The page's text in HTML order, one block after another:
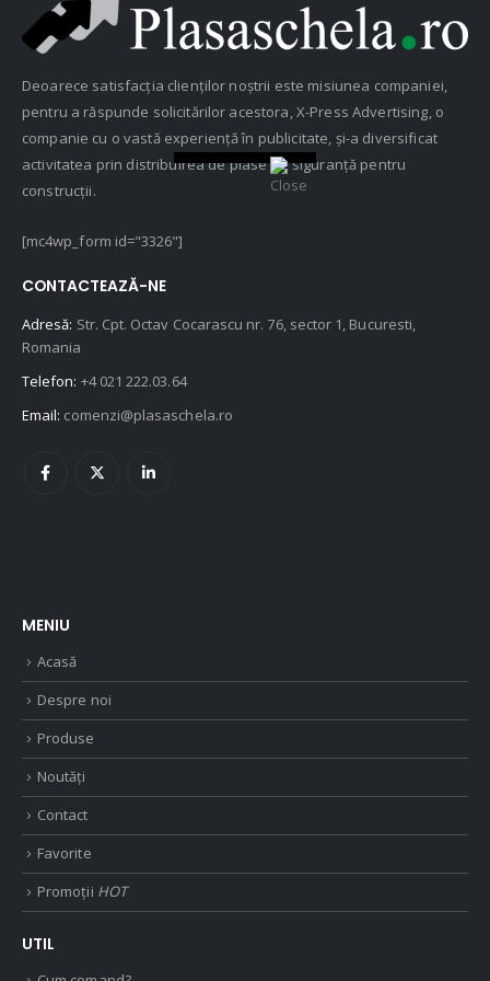
Deoarece satisfacția clienților noștrii este misiunea companiei,
pentru a răspunde solicitărilor acestora, X-Press Advertising, o
companie cu o vastă experiență în publicitate, și-a diversificat
activitatea prin distribuirea de plase de siguranță pentru
construcții.
[mc4wp_form id="3326"]
CONTACTEAZĂ-NE
Adresă: Str. Cpt. Octav Cocarascu nr. 76, sector 1, Bucuresti,
Romania
Telefon: +4 021 222.03.64
Email: comenzi@plasaschela.ro
MENIU
Acasă
Despre noi
Produse
Noutăți
Contact
Favorite
Promoții HOT
UTIL